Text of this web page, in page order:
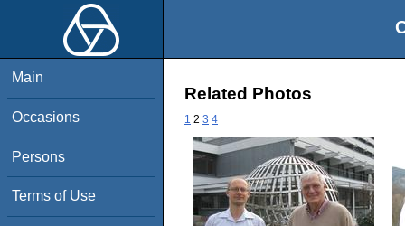
Main
Occasions
Persons
Terms of Use
Related Photos
1 2 3 4